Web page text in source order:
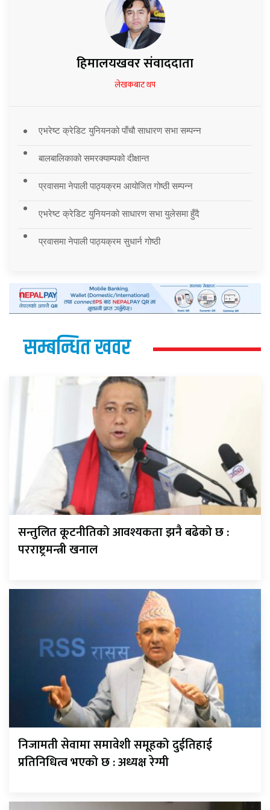
हिमालयखवर संवाददाता
लेखकबाट थप
एभरेष्ट क्रेडिट युनियनको पाँचौ साधारण सभा सम्पन्न
बालबालिकाको समरक्याम्पको दीक्षान्त
प्रवासमा नेपाली पाठ्यक्रम आयोजित गोष्ठी सम्पन्न
एभरेष्ट क्रेडिट युनियनको साधारण सभा युलेसमा हुँदै
प्रवासमा नेपाली पाठ्यक्रम सुधार्न गोष्ठी
सम्बन्धित खवर
सन्तुलित कूटनीतिको आवश्यकता झनै बढेको छ :
परराष्ट्रमन्त्री खनाल
निजामती सेवामा समावेशी समूहको दुईतिहाई
प्रतिनिधित्व भएको छ : अध्यक्ष रेग्मी